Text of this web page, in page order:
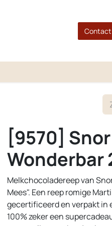
Contact
[9570]
Wonderbar
Melkchocoladereep van
Mees". Een reep romige
gecertificeerd en verpakt in
100% zeker een